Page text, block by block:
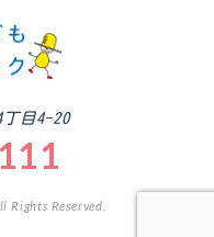
丁目4-20
Rights Reserved.